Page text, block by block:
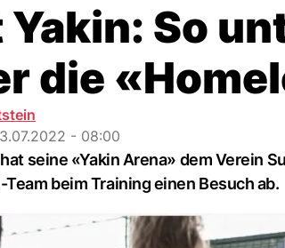
Yakin: So
die
- 08:00
seine «Yakin Arena» dem Verein
beim Training einen Besuch ab.